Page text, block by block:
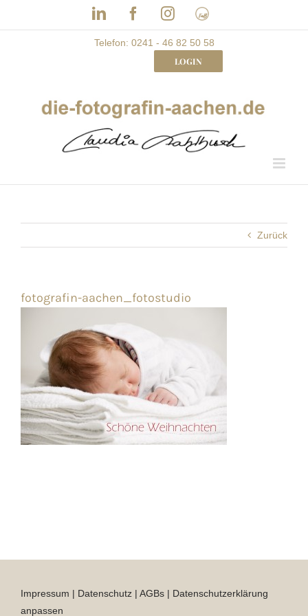
LinkedInFacebookInstagram
Frau
mit
Bizz
Telefon: 0241 - 46 82 50 58
LOGIN
Zurück
fotografin-aachen_fotostudio
Impressum | Datenschutz | AGBs | Datenschutzerklärung
anpassen